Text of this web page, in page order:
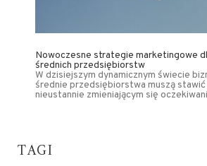
Nowoczesne strategie marketingowe
średnich przedsiębiorstw
W dzisiejszym dynamicznym świecie
średnie przedsiębiorstwa muszą stawić
nieustannie zmieniającym się
TAGI